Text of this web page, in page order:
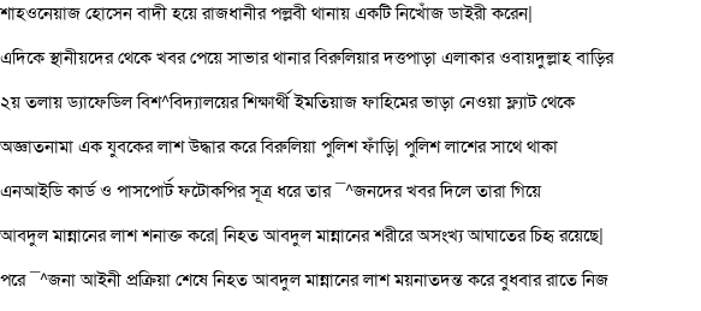
শাহওনেয়াজ হোসেন বাদী হয়ে রাজধানীর পল্লবী থানায় একটি নিখোঁজ ডাইরী করেন|
এদিকে স্থানীয়দের থেকে খবর পেয়ে সাভার থানার বিরুলিয়ার দত্তপাড়া এলাকার ওবায়দুল্লাহ বাড়ির
২য় তলায় ড্যাফেডিল বিশ^বিদ্যালয়ের শিক্ষার্থী ইমতিয়াজ ফাহিমের ভাড়া নেওয়া ফ্ল্যাট থেকে
অজ্ঞাতনামা এক যুবকের লাশ উদ্ধার করে বিরুলিয়া পুলিশ ফাঁড়ি| পুলিশ লাশের সাথে থাকা
এনআইডি কার্ড ও পাসপোর্ট ফটোকপির সূত্র ধরে তার ¯^জনদের খবর দিলে তারা গিয়ে
আবদুল মান্নানের লাশ শনাক্ত করে| নিহত আবদুল মান্নানের শরীরে অসংখ্য আঘাতের চিহৃ রয়েছে|
পরে ¯^জনা আইনী প্রক্রিয়া শেষে নিহত আবদুল মান্নানের লাশ ময়নাতদন্ত করে বুধবার রাতে নিজ